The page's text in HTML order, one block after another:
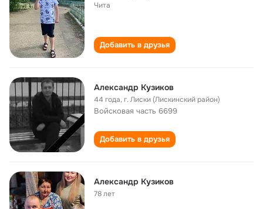
Чита
Добавить в друзья
Александр Кузиков
44 года,г. Лиски (Лискинский район)
Войсковая часть 6699
Добавить в друзья
Александр Кузиков
78 лет